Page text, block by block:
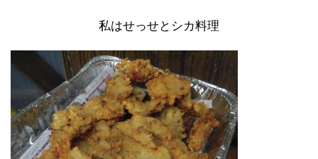
私はせっせとシカ料理